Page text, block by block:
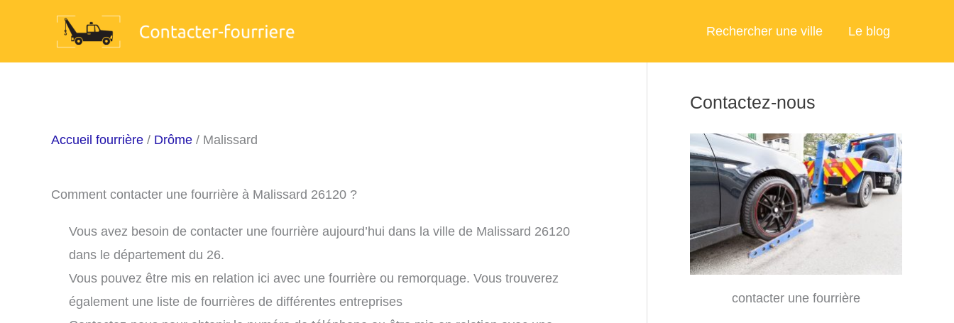
Rechercher une ville Le blog
Accueil fourrière / Drôme / Malissard
Comment contacter une fourrière à Malissard 26120 ?
Vous avez besoin de contacter une fourrière aujourd’hui dans la ville de Malissard 26120
dans le département du 26.
Vous pouvez être mis en relation ici avec une fourrière ou remorquage. Vous trouverez
également une liste de fourrières de différentes entreprises
Contactez-nous
contacter une fourrière